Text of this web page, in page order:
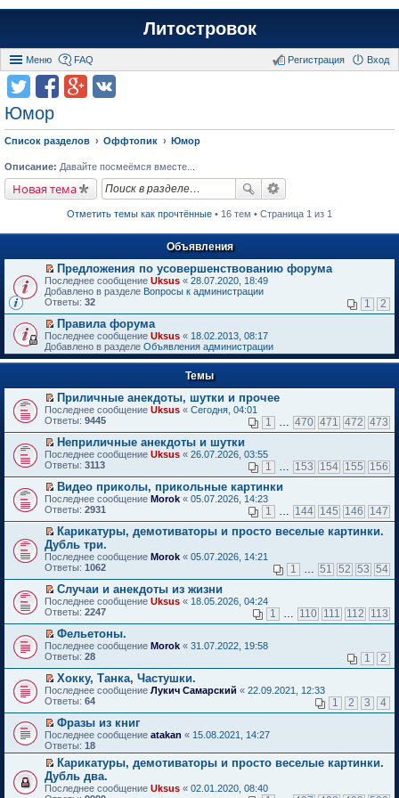
Литостровок
Меню FAQ Вход
Регистрация
Юмор
Список разделов Оффтопик Юмор
Описание: Давайте посмеёмся вместе...
Новая тема
Отметить темы как прочтённые • 16 тем • Страница 1 из 1
Объявления
П
е
р
й
т
и
к
п
в
о
м
у
н
е
п
р
о
ч
и
т
а
н
н
о
м
у
с
о
о
щ
н
и
ю
Предложения по усовершенствованию форума
Последнее сообщение Uksus « 28.07.2020, 18:49
Добавлено в разделе Вопросы к администрации
Ответы: 32 1 2
П
е
р
е
т
и
к
п
р
в
о
м
у
н
е
п
р
о
ч
и
т
а
н
н
о
м
у
с
о
б
щ
е
н
и
ю
Правила форума
Последнее сообщение Uksus « 18.02.2013, 08:17
Добавлено в разделе Объявления администрации
Темы
П
е
е
й
т
и
к
п
е
р
в
о
м
у
н
е
п
р
о
и
т
а
н
н
о
м
у
с
о
о
б
щ
е
н
и
Приличные анекдоты, шутки и прочее
Последнее сообщение Uksus « Сегодня, 04:01
Ответы: 9445 1 470 471 472 473
П
е
е
й
т
и
к
п
е
р
в
о
м
у
н
е
п
р
о
и
т
а
н
н
о
м
у
с
о
о
б
Неприличные анекдоты и шутки
Последнее сообщение Uksus « 26.07.2026, 03:55
Ответы: 3113 1 153 154 155 156
П
е
е
й
т
и
к
п
е
р
в
о
м
у
н
е
п
р
о
и
т
а
н
н
о
м
у
Видео приколы, прикольные картинки
Последнее сообщение Morok « 05.07.2026, 14:23
Ответы: 2931 1 144 145 146 147
П
е
р
е
й
т
и
к
п
е
р
в
о
м
у
н
е
п
р
о
ч
и
т
а
Карикатуры, демотиваторы и просто веселые картинки.
Дубль три.
Последнее сообщение Morok « 05.07.2026, 14:21
Ответы: 1062 1 51 52 53 54
П
е
е
т
и
к
п
е
р
в
о
м
у
н
е
п
р
Случаи и анекдоты из жизни
Последнее сообщение Uksus « 18.05.2026, 04:24
Ответы: 2247 1 110 111 112 113
П
е
е
й
т
и
к
п
е
р
в
м
у
Фельетоны.
Последнее сообщение Morok « 31.07.2022, 19:58
Ответы: 28 1 2
П
е
е
т
и
п
е
р
Хокку, Танка, Частушки.
Последнее сообщение Лукич Самарский « 22.09.2021, 12:33
Ответы: 64 1 2 3 4
П
е
р
е
й
т
и
Фразы из книг
Последнее сообщение atakan « 15.08.2021, 14:27
Ответы: 18
П
е
р
Карикатуры, демотиваторы и просто веселые картинки.
Дубль два.
Последнее сообщение Uksus « 02.01.2020, 08:40